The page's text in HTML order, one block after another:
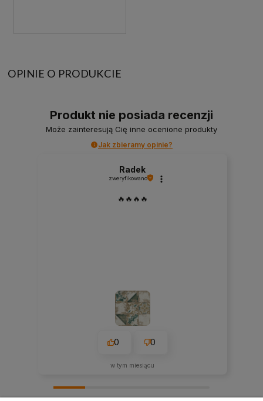
OPINIE O PRODUKCIE
Produkt nie posiada recenzji
Może zainteresują Cię inne ocenione produkty
Jak zbieramy opinie?
Radek
zweryfikowano
🔥🔥🔥🔥
0 0
w tym miesiącu